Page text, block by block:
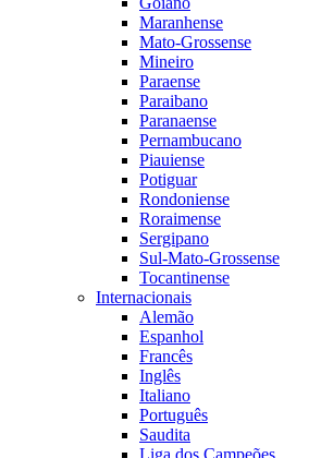
Maranhense
Mato-Grossense
Mineiro
Paraense
Paraibano
Paranaense
Pernambucano
Piauiense
Potiguar
Rondoniense
Roraimense
Sergipano
Sul-Mato-Grossense
Tocantinense
Internacionais
Alemão
Espanhol
Francês
Inglês
Italiano
Português
Saudita
Liga dos Campeões